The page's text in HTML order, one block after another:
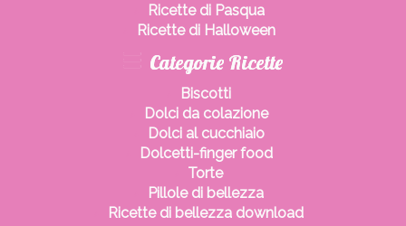
Ricette di Pasqua
Ricette di Halloween
Categorie Ricette
Biscotti
Dolci da colazione
Dolci al cucchiaio
Dolcetti-finger food
Torte
Pillole di bellezza
Ricette di bellezza download